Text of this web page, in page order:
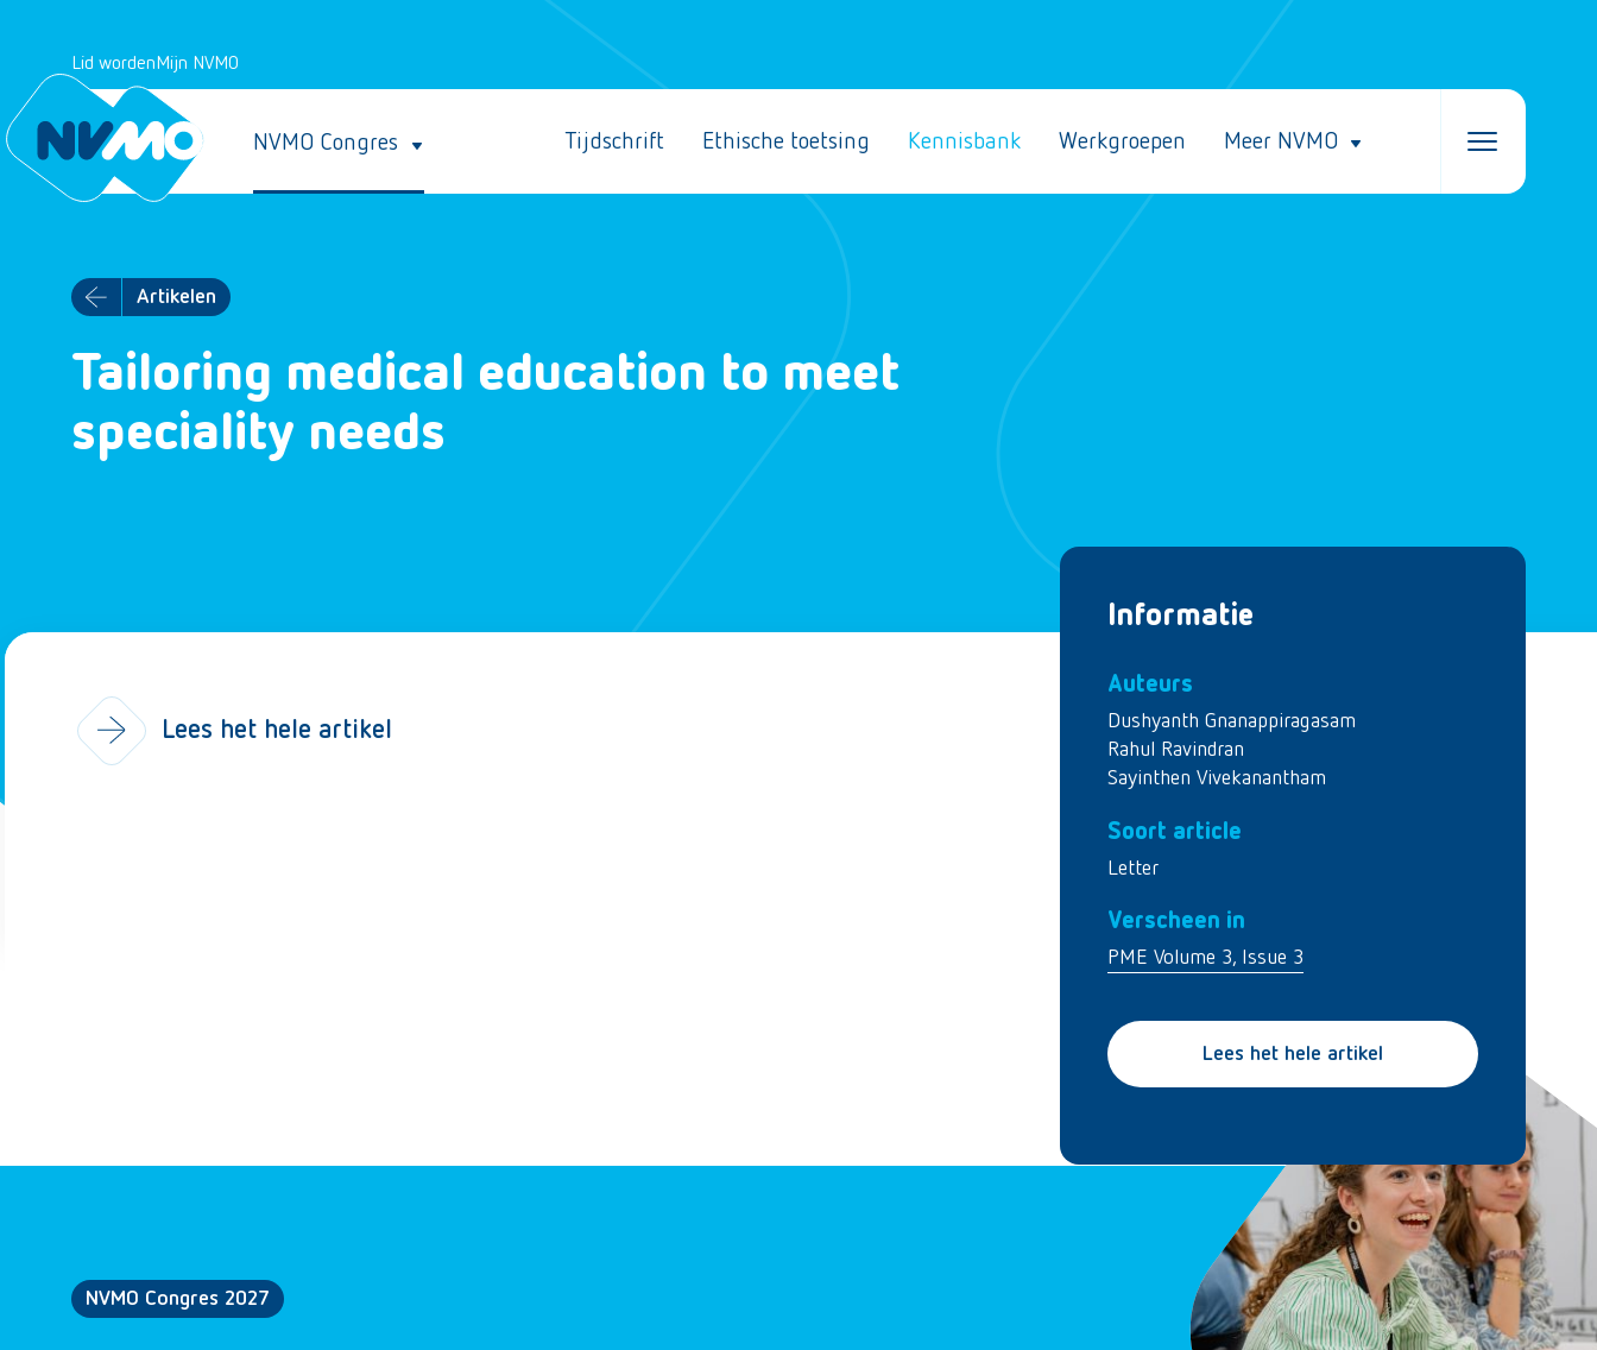
Lid wordenMijn NVMO
NVMO Congres Tijdschrift Ethische toetsing Kennisbank Werkgroepen Meer NVMO
Artikelen
Tailoring medical education to meet
speciality needs
Informatie
Auteurs
Dushyanth Gnanappiragasam
Rahul Ravindran
Sayinthen Vivekanantham
Soort article
Letter
Verscheen in
PME Volume 3, Issue 3
Lees het hele artikel
Lees het hele artikel
NVMO Congres 2027